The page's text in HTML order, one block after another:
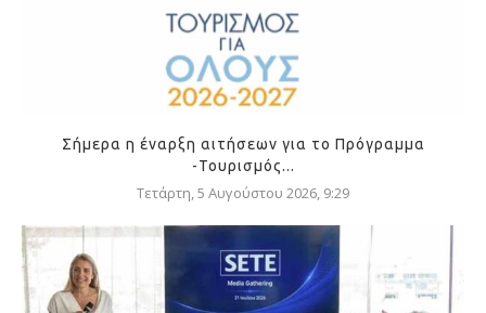
Σήμερα η έναρξη αιτήσεων για το Πρόγραμμα
-Τουρισμός...
Τετάρτη, 5 Αυγούστου 2026, 9:29